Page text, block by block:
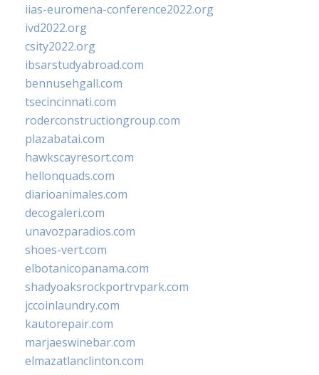
iias-euromena-conference2022.org
ivd2022.org
csity2022.org
ibsarstudyabroad.com
bennusehgall.com
tsecincinnati.com
roderconstructiongroup.com
plazabatai.com
hawkscayresort.com
hellonquads.com
diarioanimales.com
decogaleri.com
unavozparadios.com
shoes-vert.com
elbotanicopanama.com
shadyoaksrockportrvpark.com
jccoinlaundry.com
kautorepair.com
marjaeswinebar.com
elmazatlanclinton.com